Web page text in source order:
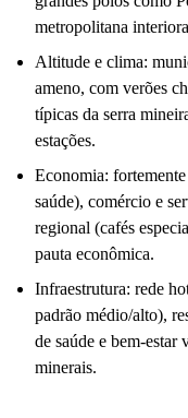
metropolitana
Altitude e clima:
ameno, com verões
típicas da serra
estações.
Economia:
saúde), comércio e
regional (cafés
pauta econômica.
Infraestrutura: rede
padrão médio/alto),
de saúde e bem-estar
minerais.